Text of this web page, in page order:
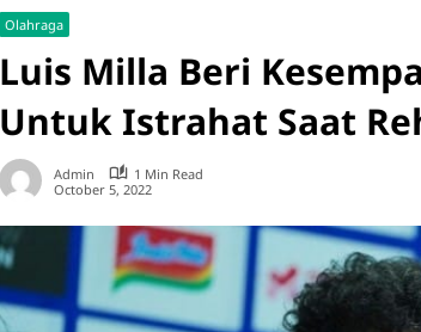
Olahraga
Luis Milla Beri
Untuk Istrahat Saat
Admin
1 Min Read
October 5, 2022